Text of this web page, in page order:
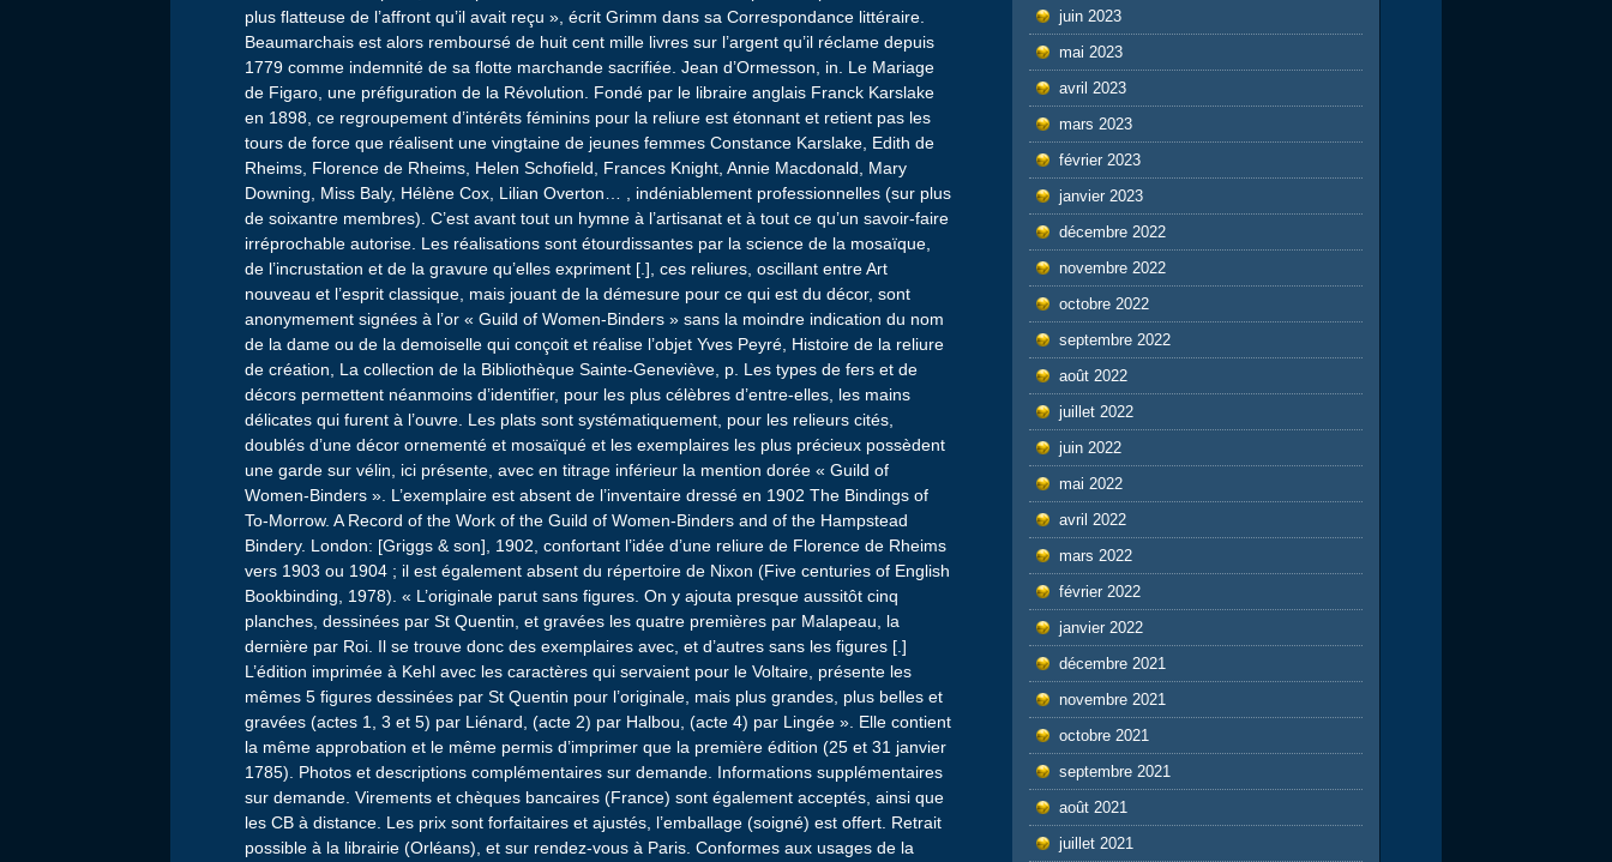
plus flatteuse de l’affront qu’il avait reçu », écrit Grimm dans sa Correspondance littéraire.
Beaumarchais est alors remboursé de huit cent mille livres sur l’argent qu’il réclame depuis
1779 comme indemnité de sa flotte marchande sacrifiée. Jean d’Ormesson, in. Le Mariage
de Figaro, une préfiguration de la Révolution. Fondé par le libraire anglais Franck Karslake
en 1898, ce regroupement d’intérêts féminins pour la reliure est étonnant et retient pas les
tours de force que réalisent une vingtaine de jeunes femmes Constance Karslake, Edith de
Rheims, Florence de Rheims, Helen Schofield, Frances Knight, Annie Macdonald, Mary
Downing, Miss Baly, Hélène Cox, Lilian Overton… , indéniablement professionnelles (sur plus
de soixantre membres). C’est avant tout un hymne à l’artisanat et à tout ce qu’un savoir-faire
irréprochable autorise. Les réalisations sont étourdissantes par la science de la mosaïque,
de l’incrustation et de la gravure qu’elles expriment [.], ces reliures, oscillant entre Art
nouveau et l’esprit classique, mais jouant de la démesure pour ce qui est du décor, sont
anonymement signées à l’or « Guild of Women-Binders » sans la moindre indication du nom
de la dame ou de la demoiselle qui conçoit et réalise l’objet Yves Peyré, Histoire de la reliure
de création, La collection de la Bibliothèque Sainte-Geneviève, p. Les types de fers et de
décors permettent néanmoins d’identifier, pour les plus célèbres d’entre-elles, les mains
délicates qui furent à l’ouvre. Les plats sont systématiquement, pour les relieurs cités,
doublés d’une décor ornementé et mosaïqué et les exemplaires les plus précieux possèdent
une garde sur vélin, ici présente, avec en titrage inférieur la mention dorée « Guild of
Women-Binders ». L’exemplaire est absent de l’inventaire dressé en 1902 The Bindings of
To-Morrow. A Record of the Work of the Guild of Women-Binders and of the Hampstead
Bindery. London: [Griggs & son], 1902, confortant l’idée d’une reliure de Florence de Rheims
vers 1903 ou 1904 ; il est également absent du répertoire de Nixon (Five centuries of English
Bookbinding, 1978). « L’originale parut sans figures. On y ajouta presque aussitôt cinq
planches, dessinées par St Quentin, et gravées les quatre premières par Malapeau, la
dernière par Roi. Il se trouve donc des exemplaires avec, et d’autres sans les figures [.]
L’édition imprimée à Kehl avec les caractères qui servaient pour le Voltaire, présente les
mêmes 5 figures dessinées par St Quentin pour l’originale, mais plus grandes, plus belles et
gravées (actes 1, 3 et 5) par Liénard, (acte 2) par Halbou, (acte 4) par Lingée ». Elle contient
la même approbation et le même permis d’imprimer que la première édition (25 et 31 janvier
1785). Photos et descriptions complémentaires sur demande. Informations supplémentaires
sur demande. Virements et chèques bancaires (France) sont également acceptés, ainsi que
les CB à distance. Les prix sont forfaitaires et ajustés, l’emballage (soigné) est offert. Retrait
possible à la librairie (Orléans), et sur rendez-vous à Paris. Conformes aux usages de la
juin 2023
mai 2023
avril 2023
mars 2023
février 2023
janvier 2023
décembre 2022
novembre 2022
octobre 2022
septembre 2022
août 2022
juillet 2022
juin 2022
mai 2022
avril 2022
mars 2022
février 2022
janvier 2022
décembre 2021
novembre 2021
octobre 2021
septembre 2021
août 2021
juillet 2021